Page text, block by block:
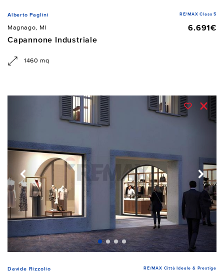
Alberto Paglini RE/MAX Class 5
Magnago, MI
6.691€
Capannone Industriale
1460 mq
Davide Rizzolio RE/MAX Città Ideale & Prestige